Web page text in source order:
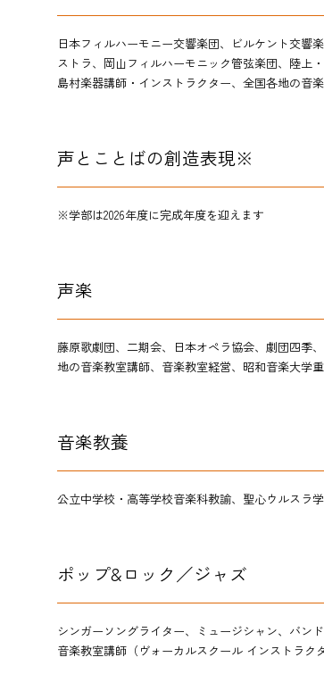
日本フィルハーモニー交響楽団、ビルケント交響
ストラ、岡山フィルハーモニック管弦楽団、陸上
島村楽器講師・ インストラクター、 全国各地の音
声とことばの創造表現※
※学部は2026年度に完成年度を迎えます
声楽
藤原歌劇団、二期会、日本オペラ協会、劇団四季
地の音楽教室講師、音楽教室経営、昭和音楽大学
音楽教養
公立中学校・高等学校音楽科教諭、聖心ウルスラ
ポップ&ロック／ジャズ
シンガーソングライター、ミュージシャン、バン
音楽教室講師（ヴォーカルスクール インストラク